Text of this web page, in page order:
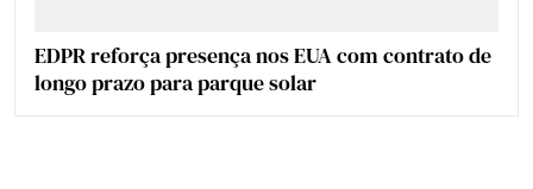
EDPR reforça presença nos EUA com contrato de
longo prazo para parque solar